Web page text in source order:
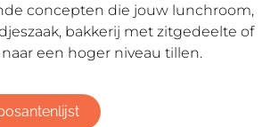
concepten die jouw lunchroom,
bakkerij met zitgedeelte of
een hoger niveau tillen.